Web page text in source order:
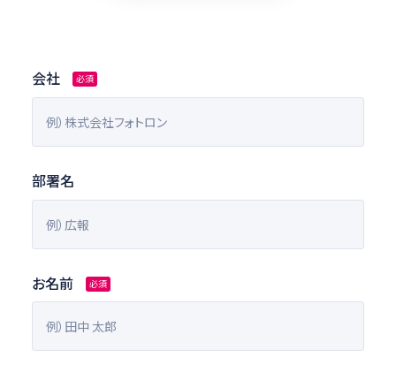
会社 必須
部署名
お名前 必須